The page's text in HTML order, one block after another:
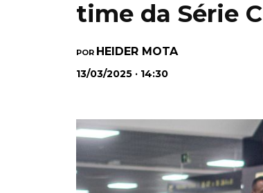
time da Série C
POR HEIDER MOTA
13/03/2025 · 14:30